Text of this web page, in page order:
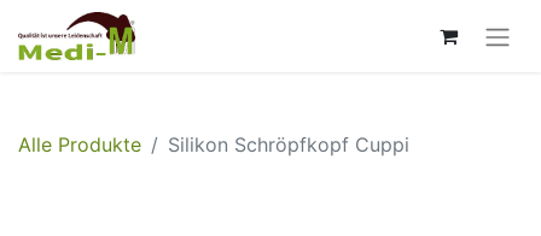
Alle Produkte Silikon Schröpfkopf Cuppi